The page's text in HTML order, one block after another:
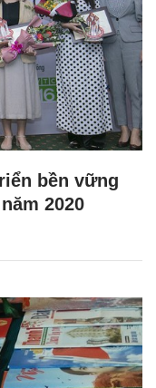
bền vững
2020